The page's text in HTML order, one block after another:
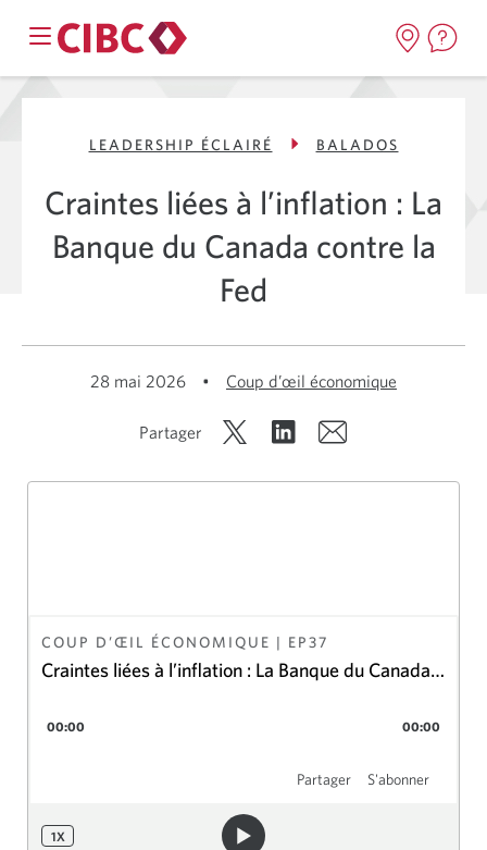
LEADERSHIP ÉCLAIRÉ BALADOS
Craintes liées à l’inflation : La
Banque du Canada contre la
Fed
28 mai 2026 • Coup d’œil économique
Partager
COUP D’ŒIL ÉCONOMIQUE | EP37
Craintes liées à l’inflation : La Banque du Canada
00:00 00:00
Partager S'abonner
1X